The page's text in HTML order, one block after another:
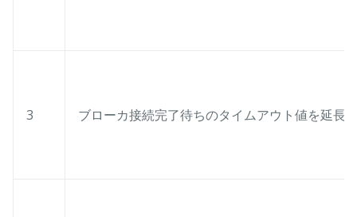
3 ブローカ接続完了待ちのタイムアウト値を延長